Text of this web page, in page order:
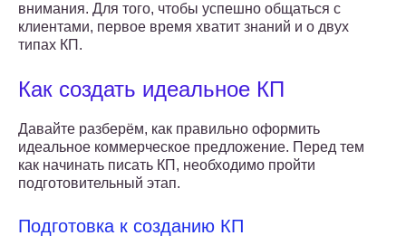
внимания. Для того, чтобы успешно общаться с
клиентами, первое время хватит знаний и о двух
типах КП.
Как создать идеальное КП
Давайте разберём, как правильно оформить
идеальное коммерческое предложение. Перед тем
как начинать писать КП, необходимо пройти
подготовительный этап.
Подготовка к созданию КП